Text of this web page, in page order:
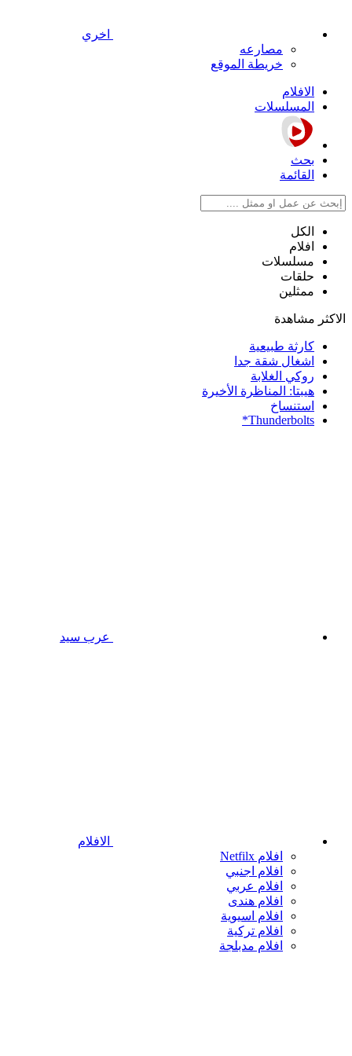
اخري
مصارعه
خريطة الموقع
الافلام
المسلسلات
بحث
القائمة
الكل
افلام
مسلسلات
حلقات
ممثلين
الاكثر مشاهدة
كارثة طبيعية
اشغال شقة جدا
روكي الغلابة
هيبتا: المناظرة الأخيرة
استنساخ
Thunderbolts*
عرب سيد
الافلام
افلام Netfilx
افلام اجنبي
افلام عربي
افلام هندى
افلام اسيوية
افلام تركية
افلام مدبلجة